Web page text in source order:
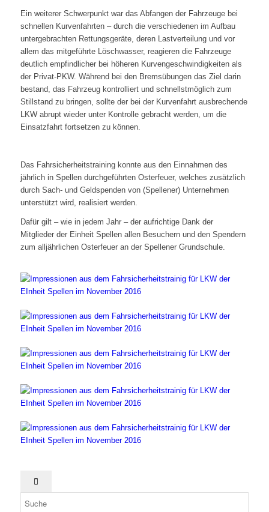
Ein weiterer Schwerpunkt war das Abfangen der Fahrzeuge bei
schnellen Kurvenfahrten – durch die verschiedenen im Aufbau
untergebrachten Rettungsgeräte, deren Lastverteilung und vor
allem das mitgeführte Löschwasser, reagieren die Fahrzeuge
deutlich empfindlicher bei höheren Kurvengeschwindigkeiten als
der Privat-PKW. Während bei den Bremsübungen das Ziel darin
bestand, das Fahrzeug kontrolliert und schnellstmöglich zum
Stillstand zu bringen, sollte der bei der Kurvenfahrt ausbrechende
LKW abrupt wieder unter Kontrolle gebracht werden, um die
Einsatzfahrt fortsetzen zu können.
Das Fahrsicherheitstraining konnte aus den Einnahmen des
jährlich in Spellen durchgeführten Osterfeuer, welches zusätzlich
durch Sach- und Geldspenden von (Spellener) Unternehmen
unterstützt wird, realisiert werden.
Dafür gilt – wie in jedem Jahr – der aufrichtige Dank der
Mitglieder der Einheit Spellen allen Besuchern und den Spendern
zum alljährlichen Osterfeuer an der Spellener Grundschule.